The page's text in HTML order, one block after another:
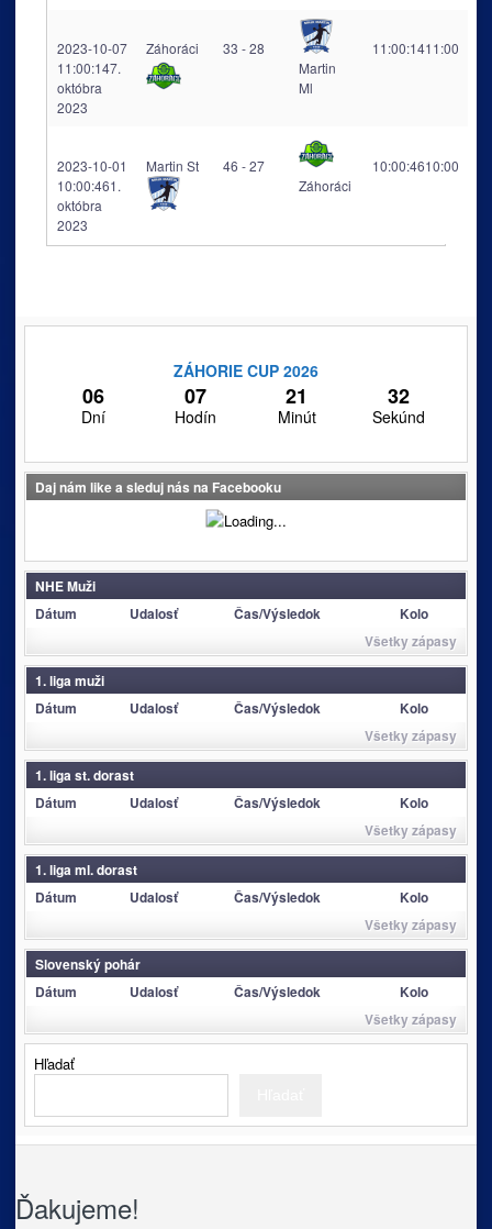
2023-10-07
11:00:147.
októbra
2023
Záhoráci
33 - 28
Martin
Ml
11:00:1411:00
2023-10-01
10:00:461.
októbra
2023
Martin St
46 - 27
Záhoráci
10:00:4610:00
ZÁHORIE CUP 2026
06
Dní
07
Hodín
21
Minút
32
Sekúnd
Daj nám like a sleduj nás na Facebooku
NHE Muži
Dátum
Udalosť Čas/Výsledok
Kolo
Všetky zápasy
1. liga muži
Dátum
Udalosť Čas/Výsledok
Kolo
Všetky zápasy
1. liga st. dorast
Dátum
Udalosť Čas/Výsledok
Kolo
Všetky zápasy
1. liga ml. dorast
Dátum
Udalosť Čas/Výsledok
Kolo
Všetky zápasy
Slovenský pohár
Dátum
Udalosť Čas/Výsledok
Kolo
Všetky zápasy
Hľadať
Ďakujeme!